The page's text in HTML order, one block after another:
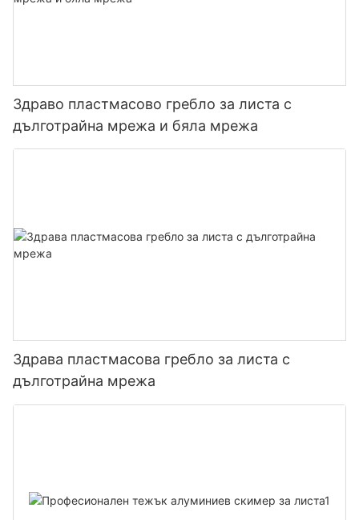
Здраво пластмасово гребло за листа с
дълготрайна мрежа и бяла мрежа
Здрава пластмасова гребло за листа с
дълготрайна мрежа